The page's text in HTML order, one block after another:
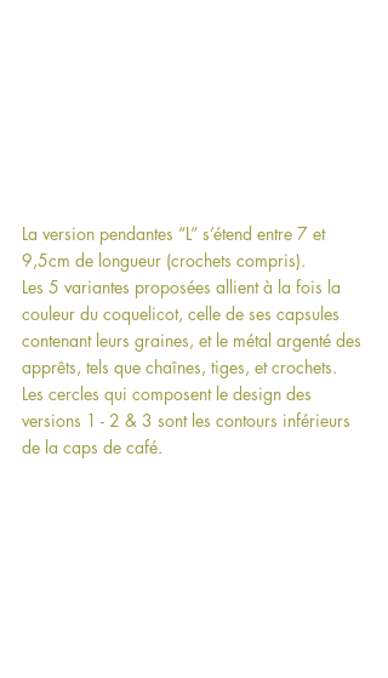
La version pendantes “L” s’étend entre 7 et
9,5cm de longueur (crochets compris).
Les 5 variantes proposées allient à la fois la
couleur du coquelicot, celle de ses capsules
contenant leurs graines, et le métal argenté des
apprêts, tels que chaînes, tiges, et crochets.
Les cercles qui composent le design des
versions 1 - 2 & 3 sont les contours inférieurs
de la caps de café.